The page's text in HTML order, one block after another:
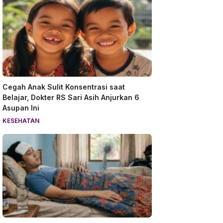
Cegah Anak Sulit Konsentrasi saat
Belajar, Dokter RS Sari Asih Anjurkan 6
Asupan Ini
KESEHATAN